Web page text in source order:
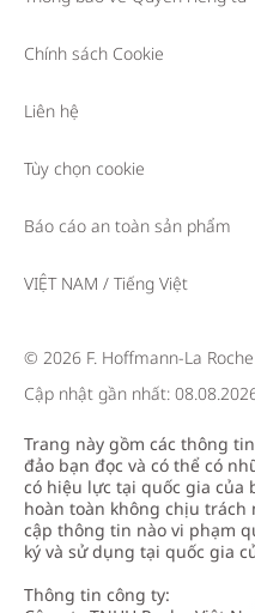
miễn
hoặc
tại
chỗ
hiệu
chẩn
đoán
vitro
(IVD).
Chính sách Cookie
Liên hệ
Tùy chọn cookie
Báo cáo an toàn sản phẩm
VIỆT NAM / Tiếng Việt
© 2026 F. Hoffmann-La
Cập nhật gần nhất:
Trang này gồm các thông
đảo bạn đọc và có thể có
có hiệu lực tại quốc gia của
hoàn toàn không chịu
cập thông tin nào vi phạm
ký và sử dụng tại quốc gia
Thông tin công ty: